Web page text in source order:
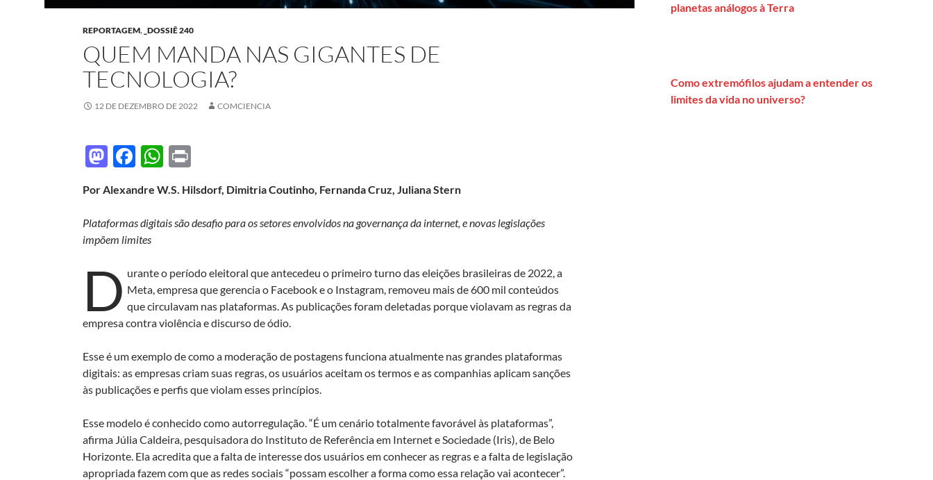
REPORTAGEM, _DOSSIÊ 240
QUEM MANDA NAS GIGANTES DE
TECNOLOGIA?
12 DE DEZEMBRO DE 2022 COMCIENCIA
M
to
d
o
n
F
e
b
o
o
k
W
at
s
p
p
nt
Por Alexandre W.S. Hilsdorf, Dimitria Coutinho, Fernanda Cruz, Juliana Stern
Plataformas digitais são desafio para os setores envolvidos na governança da internet, e novas legislações
impõem limites
D urante o período eleitoral que antecedeu o primeiro turno das eleições brasileiras de 2022, a
Meta, empresa que gerencia o Facebook e o Instagram, removeu mais de 600 mil conteúdos
que circulavam nas plataformas. As publicações foram deletadas porque violavam as regras da
empresa contra violência e discurso de ódio.
Esse é um exemplo de como a moderação de postagens funciona atualmente nas grandes plataformas
digitais: as empresas criam suas regras, os usuários aceitam os termos e as companhias aplicam sanções
às publicações e perfis que violam esses princípios.
Esse modelo é conhecido como autorregulação. “É um cenário totalmente favorável às plataformas”,
afirma Júlia Caldeira, pesquisadora do Instituto de Referência em Internet e Sociedade (Iris), de Belo
Horizonte. Ela acredita que a falta de interesse dos usuários em conhecer as regras e a falta de legislação
apropriada fazem com que as redes sociais “possam escolher a forma como essa relação vai acontecer”.
planetas análogos à Terra
Como extremófilos ajudam a entender os
limites da vida no universo?